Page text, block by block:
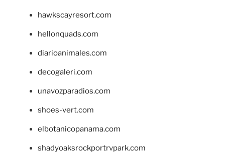
hawkscayresort.com
hellonquads.com
diarioanimales.com
decogaleri.com
unavozparadios.com
shoes-vert.com
elbotanicopanama.com
shadyoaksrockportrvpark.com